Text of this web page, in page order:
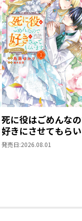
死に役はごめんな
好きにさせてもら
す@COMIC 第1巻
発売日:2026.08.01